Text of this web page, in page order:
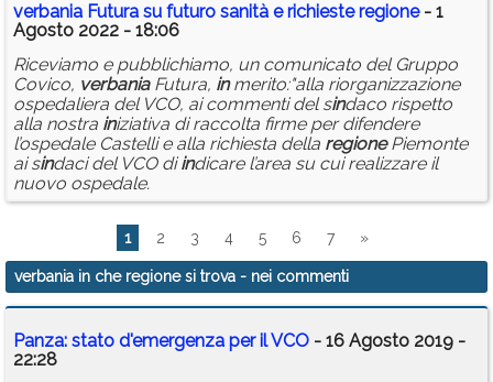
verbania Futura su futuro sanità e richiesteregione- 1
Agosto 2022 - 18:06
Riceviamo e pubblichiamo, un comunicato del Gruppo
Covico, verbaniaFutura, inmerito:"alla riorganizzazione
ospedaliera del VCO, ai commenti del sindaco rispetto
alla nostra iniziativa di raccolta firme per difendere
l’ospedale Castelli e alla richiesta della regionePiemonte
ai sindaci del VCO diindicare l’area su cui realizzare il
nuovo ospedale.
1 2 3 4 5 6 7 »
verbania in che regione si trova - nei commenti
Panza: stato d'emergenza per il VCO - 16 Agosto 2019 -
22:28